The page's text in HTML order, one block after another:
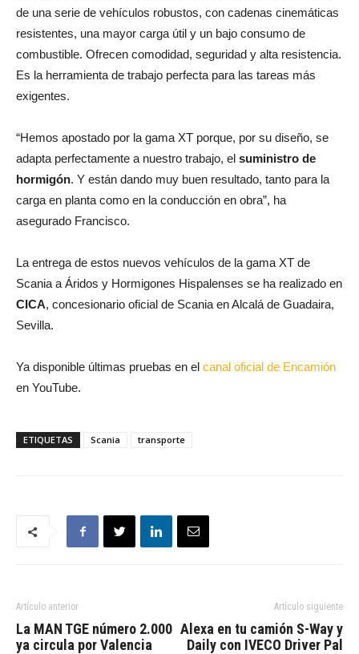
de una serie de vehículos robustos, con cadenas cinemáticas
resistentes, una mayor carga útil y un bajo consumo de
combustible. Ofrecen comodidad, seguridad y alta resistencia.
Es la herramienta de trabajo perfecta para las tareas más
exigentes.
“Hemos apostado por la gama XT porque, por su diseño, se
adapta perfectamente a nuestro trabajo, el suministro de
hormigón. Y están dando muy buen resultado, tanto para la
carga en planta como en la conducción en obra”, ha
asegurado Francisco.
La entrega de estos nuevos vehículos de la gama XT de
Scania a Áridos y Hormigones Hispalenses se ha realizado en
CICA, concesionario oficial de Scania en Alcalá de Guadaira,
Sevilla.
Ya disponible últimas pruebas en el canal oficial de Encamión
en YouTube.
ETIQUETAS Scania transporte
Artículo anterior
La MAN TGE número 2.000
ya circula por Valencia
Artículo siguiente
Alexa en tu camión S-Way y
Daily con IVECO Driver Pal